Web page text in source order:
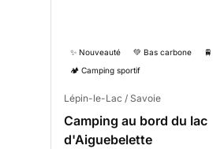
✨ Nouveauté 💚 Bas carbone
🏕️ Camping sportif
Lépin-le-Lac / Savoie
Camping au bord du lac
d'Aiguebelette